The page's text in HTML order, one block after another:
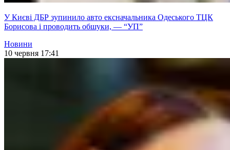
У Києві ДБР зупинило авто ексначальника Одеського ТЦК
Борисова і проводить обшуки, — “УП”
Новини
10 червня 17:41